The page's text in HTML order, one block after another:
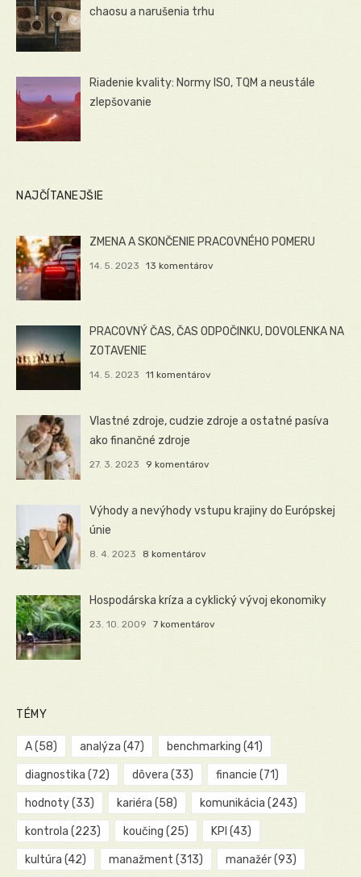
chaosu a narušenia trhu
Riadenie kvality: Normy ISO, TQM a neustále
zlepšovanie
NAJČÍTANEJŠIE
ZMENA A SKONČENIE PRACOVNÉHO POMERU
14. 5. 2023 13 komentárov
PRACOVNÝ ČAS, ČAS ODPOČINKU, DOVOLENKA NA
ZOTAVENIE
14. 5. 2023 11 komentárov
Vlastné zdroje, cudzie zdroje a ostatné pasíva
ako finančné zdroje
27. 3. 2023 9 komentárov
Výhody a nevýhody vstupu krajiny do Európskej
únie
8. 4. 2023 8 komentárov
Hospodárska kríza a cyklický vývoj ekonomiky
23. 10. 2009 7 komentárov
TÉMY
A(58) analýza (47) benchmarking (41)
diagnostika (72) dôvera (33) financie (71)
hodnoty(33) kariéra (58) komunikácia (243)
kontrola (223) koučing (25) KPI (43)
kultúra (42) manažment (313) manažér(93)